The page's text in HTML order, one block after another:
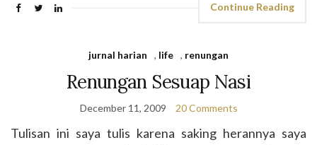
Continue Reading
jurnal harian , life , renungan
Renungan Sesuap Nasi
December 11, 2009 20 Comments
Tulisan ini saya tulis karena saking herannya saya